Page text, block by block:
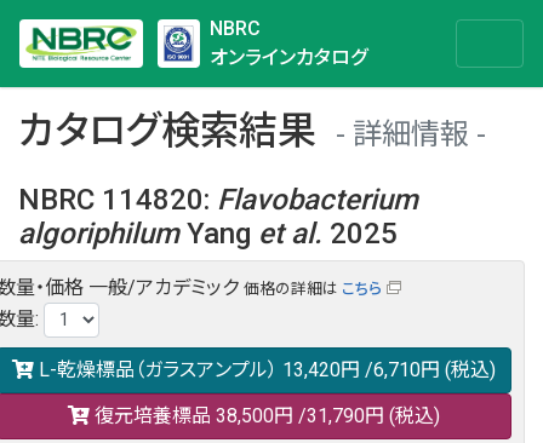
NBRC
オンラインカタログ
カタログ検索結果
詳細情報
NBRC 114820: Flavobacterium
algoriphilumYang et al. 2025
NBRC 114820の情報や関連データは以下のバナー(DBRP)か
らご覧ください。
日本語での検索も可能です。
量・価格 一般/アカデミック 価格の詳細は こちら
量:
L-乾燥標品（ガラスアンプル） 13,420円 /6,710円 (税込)
復元培養標品 38,500円 /31,790円 (税込)